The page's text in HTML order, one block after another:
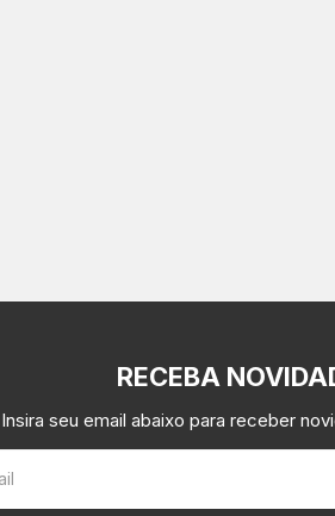
RECEBA
Insira seu email abaixo para receber